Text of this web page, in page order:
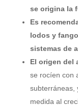
se origina la
Es
lodos y
sistemas de
El origen del
se rocíen con
subterráneas,
medida al